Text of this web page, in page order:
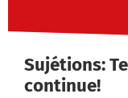
Sujétions:
continue!